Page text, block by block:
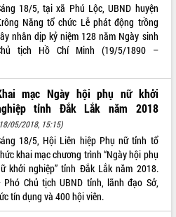
18/5, tại xã Phú Lộc, UBND huyện
Năng tổ chức Lễ phát động trồng
nhân dịp kỷ niệm 128 năm Ngày sinh
tịch Hồ Chí Minh (19/5/1890 –
mạc Ngày hội phụ nữ khởi
tỉnh Đắk Lắk năm 2018
05/2018, 15:15)
18/5, Hội Liên hiệp Phụ nữ tỉnh tổ
khai mạc chương trình “Ngày hội phụ
khởi nghiệp” tỉnh Đắk Lắk năm 2018.
Chủ tịch UBND tỉnh, lãnh đạo Sở,
tín dụng và 400 hội viên.